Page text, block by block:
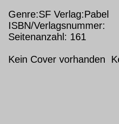
Genre:SF Verlag:Pabel
ISBN/Verlagsnummer:
Seitenanzahl: 161
Kein Cover vorhanden